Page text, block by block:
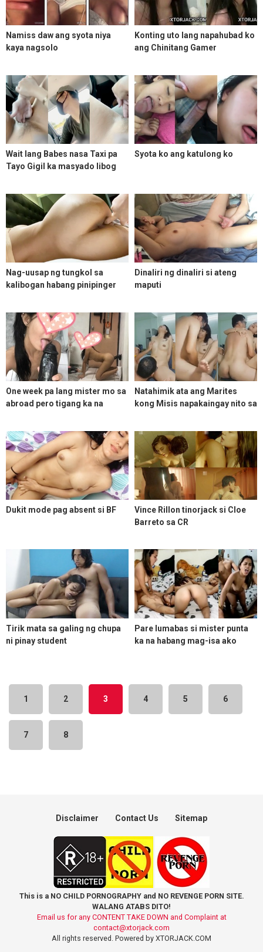
Namiss daw ang syota niya
kaya nagsolo
Konting uto lang napahubad ko
ang Chinitang Gamer
Wait lang Babes nasa Taxi pa
Tayo Gigil ka masyado libog
Syota ko ang katulong ko
Nag-uusap ng tungkol sa
kalibogan habang pinipinger
Dinaliri ng dinaliri si ateng
maputi
One week pa lang mister mo sa
abroad pero tigang ka na
Natahimik ata ang Marites
kong Misis napakaingay nito sa
Dukit mode pag absent si BF
Vince Rillon tinorjack si Cloe
Barreto sa CR
Tirik mata sa galing ng chupa
ni pinay student
Pare lumabas si mister punta
ka na habang mag-isa ako
1 2 3 4 5 6
7 8
Disclaimer Contact Us Sitemap
This is a NO CHILD PORNOGRAPHY and NO REVENGE PORN SITE.
WALANG ATABS DITO!
Email us for any CONTENT TAKE DOWN and Complaint at
contact@xtorjack.com
All rights reserved. Powered by XTORJACK.COM